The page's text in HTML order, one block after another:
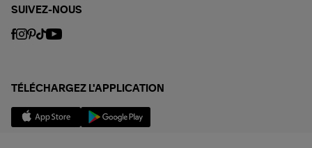
SUIVEZ-NOUS
TÉLÉCHARGEZ L'APPLICATION